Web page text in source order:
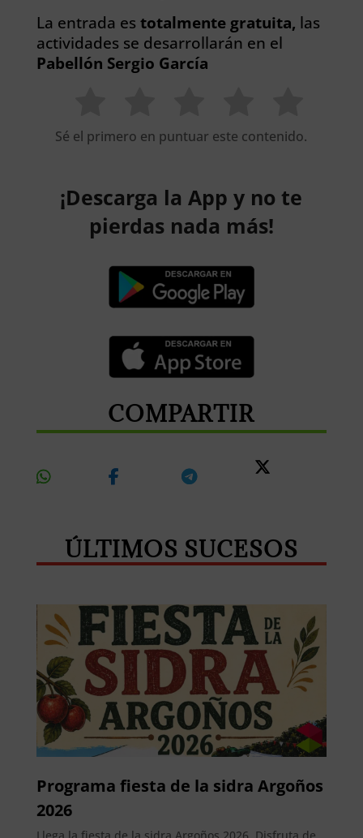
La entrada es totalmente gratuita, las
actividades se desarrollarán en el
Pabellón Sergio García
Sé el primero en puntuar este contenido.
¡Descarga la App y no te
pierdas nada más!
COMPARTIR
ÚLTIMOS SUCESOS
Programa fiesta de la sidra Argoños
2026